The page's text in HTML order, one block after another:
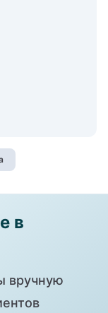
в
вручную